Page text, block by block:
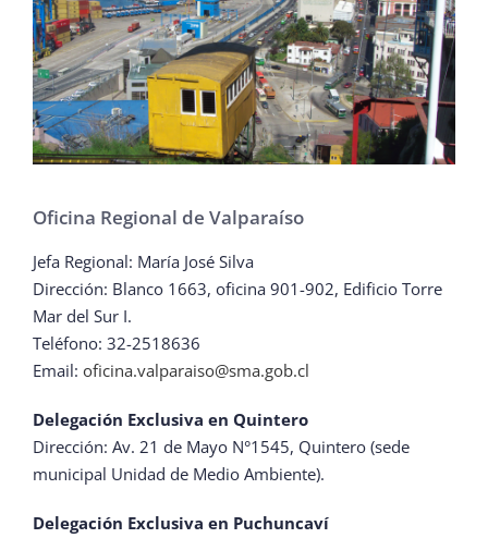
Oficina Regional de Valparaíso
Jefa Regional: María José Silva
Dirección: Blanco 1663, oficina 901-902, Edificio Torre
Mar del Sur I.
Teléfono: 32-2518636
Email: oficina.valparaiso@sma.gob.cl
Delegación Exclusiva en Quintero
Dirección: Av. 21 de Mayo N°1545, Quintero (sede
municipal Unidad de Medio Ambiente).
Delegación Exclusiva en Puchuncaví